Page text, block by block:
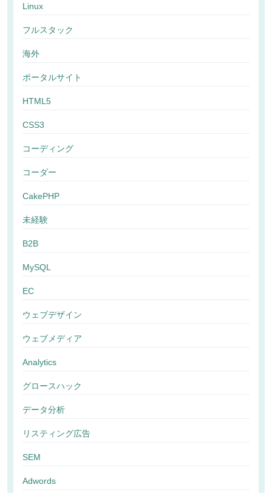
Linux
フルスタック
海外
ポータルサイト
HTML5
CSS3
コーディング
コーダー
CakePHP
未経験
B2B
MySQL
EC
ウェブデザイン
ウェブメディア
Analytics
グロースハック
データ分析
リスティング広告
SEM
Adwords